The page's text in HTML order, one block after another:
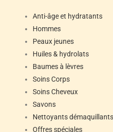
Anti-âge et hydratants
Hommes
Peaux jeunes
Huiles & hydrolats
Baumes à lèvres
Soins Corps
Soins Cheveux
Savons
Nettoyants démaquillants
Offres spéciales